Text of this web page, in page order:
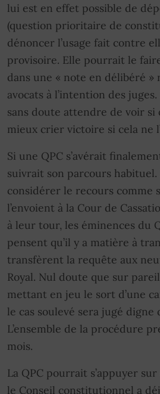
lui est en effet possible de
(question prioritaire de
dénoncer l’usage fait contre
provisoire. Elle pourrait le
dans une « note en délibéré »
avocats à l’intention des
sans doute attendre de voir si
mieux crier victoire si cela ne
Si une QPC s’avérait
suivrait son parcours
considérer le recours comme
l’envoient à la Cour de
à leur tour, les éminences du
pensent qu’il y a matière à
transfèrent la requête aux
Royal. Nul doute que sur
mettant en jeu le sort d’une
le cas soulevé sera jugé digne
L’ensemble de la procédure
mois.
La QPC pourrait s’appuyer
le Conseil constitutionnel a